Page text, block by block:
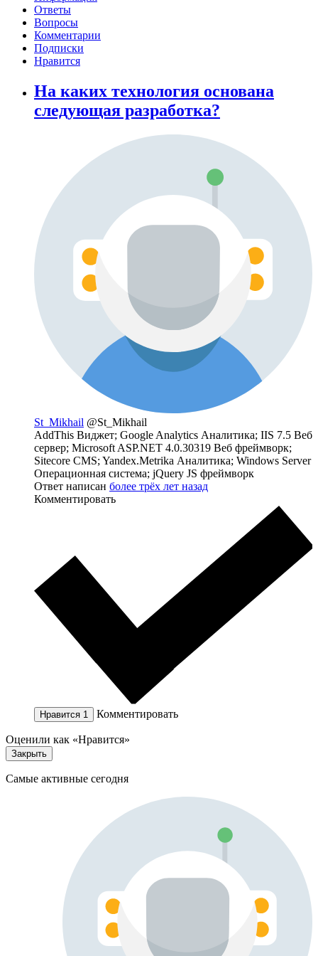
Ответы
Вопросы
Комментарии
Подписки
Нравится
На каких технология основана
следующая разработка?
St_Mikhail @St_Mikhail
AddThis Виджет; Google Analytics Аналитика; IIS 7.5 Веб
сервер; Microsoft ASP.NET 4.0.30319 Веб фреймворк;
Sitecore CMS; Yandex.Metrika Аналитика; Windows Server
Операционная система; jQuery JS фреймворк
Ответ написан более трёх лет назад
Комментировать
Нравится 1 Комментировать
Оценили как «Нравится»
Закрыть
Самые активные сегодня